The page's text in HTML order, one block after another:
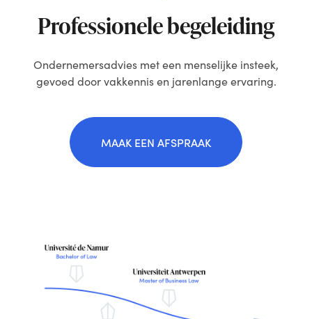
Professionele begeleiding
Ondernemersadvies met een menselijke insteek,
gevoed door vakkennis en jarenlange ervaring.
MAAK EEN AFSPRAAK